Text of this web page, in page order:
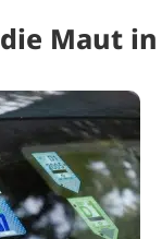
Maut